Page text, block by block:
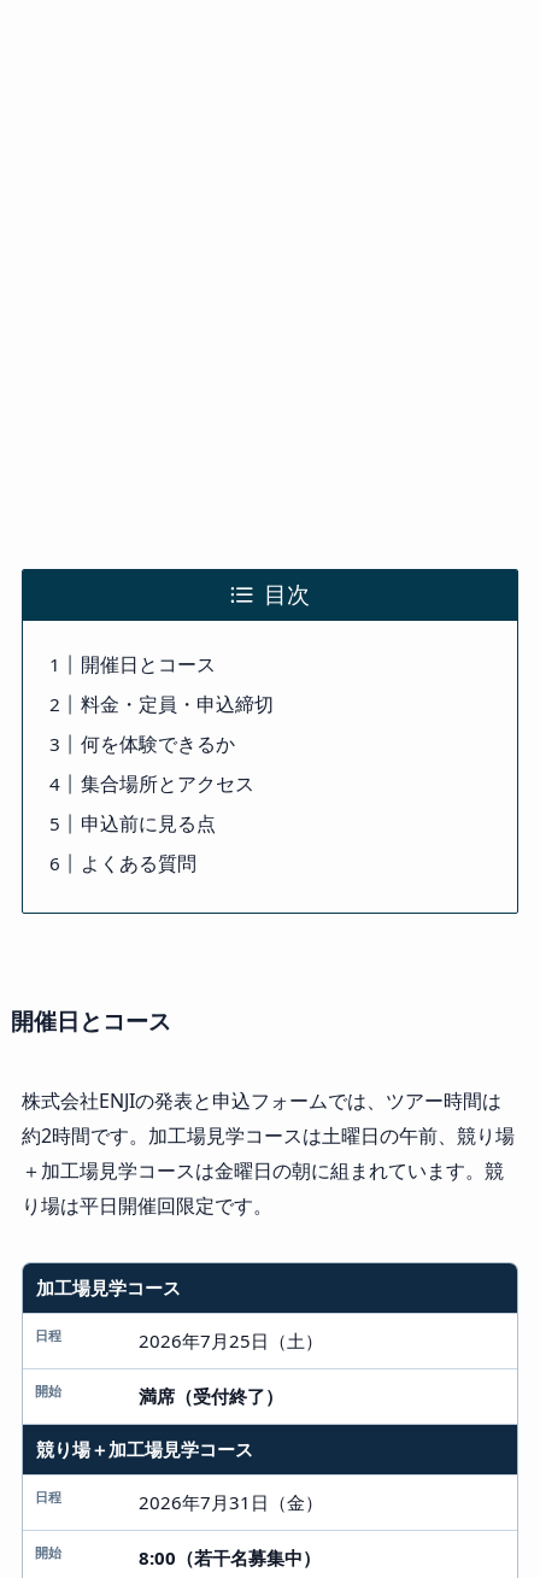
目次
開催日とコース
料金・定員・申込締切
何を体験できるか
集合場所とアクセス
申込前に見る点
よくある質問
開催日とコース
株式会社ENJIの発表と申込フォームでは、ツアー時間は
約2時間です。加工場見学コースは土曜日の午前、競り場
＋加工場見学コースは金曜日の朝に組まれています。競
り場は平日開催回限定です。
コース
日程
開始
加工場見学コース
2026年7月25日（土）
満席（受付終了）
競り場＋加工場見学コース
2026年7月31日（金）
8:00（若干名募集中）